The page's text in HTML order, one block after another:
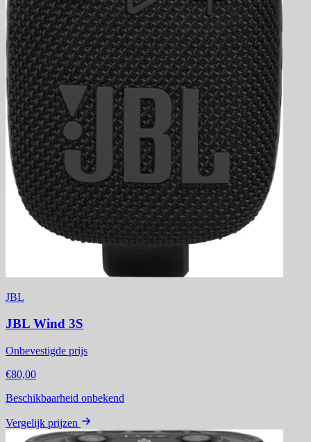
JBL
JBL Wind 3S
Onbevestigde prijs
€80,00
Beschikbaarheid onbekend
Vergelijk prijzen